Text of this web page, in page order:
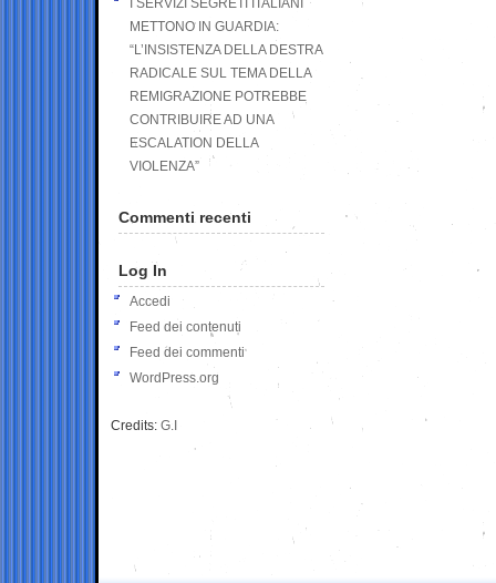
I SERVIZI SEGRETI ITALIANI
METTONO IN GUARDIA:
“L’INSISTENZA DELLA DESTRA
RADICALE SUL TEMA DELLA
REMIGRAZIONE POTREBBE
CONTRIBUIRE AD UNA
ESCALATION DELLA
VIOLENZA”
Commenti recenti
Log In
Accedi
Feed dei contenuti
Feed dei commenti
WordPress.org
Credits: G.I